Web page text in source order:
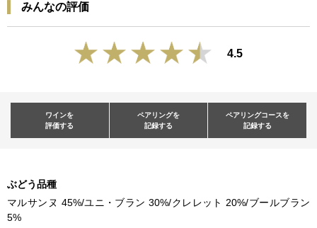
みんなの評価
4.5
ワインを
評価する
ペアリングを
記録する
ペアリングコースを
記録する
ぶどう品種
マルサンヌ 45%/ユニ・ブラン 30%/クレレット 20%/ブールブラン
5%